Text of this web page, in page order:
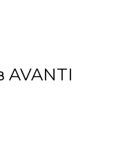
AVANTI